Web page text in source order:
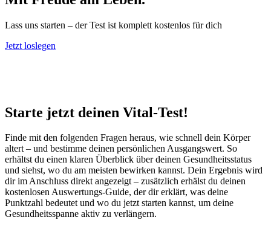
Lass uns starten – der Test ist komplett kostenlos für dich
Jetzt loslegen
Starte jetzt deinen Vital-Test!
Finde mit den folgenden Fragen heraus, wie schnell dein Körper
altert – und bestimme deinen persönlichen Ausgangswert. So
erhältst du einen klaren Überblick über deinen Gesundheitsstatus
und siehst, wo du am meisten bewirken kannst. Dein Ergebnis wird
dir im Anschluss direkt angezeigt – zusätzlich erhälst du deinen
kostenlosen Auswertungs-Guide, der dir erklärt, was deine
Punktzahl bedeutet und wo du jetzt starten kannst, um deine
Gesundheitsspanne aktiv zu verlängern.